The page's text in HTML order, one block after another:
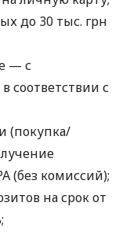
до 30 тыс. грн
— с
соответствии с
(покупка/
(без комиссий);
на срок от